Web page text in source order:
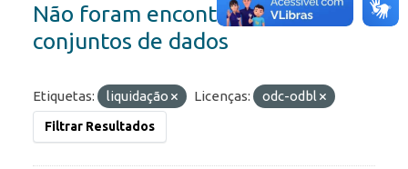
Não foram encontrados
conjuntos de dados
Etiquetas: liquidação Licenças: odc-odbl
Filtrar Resultados